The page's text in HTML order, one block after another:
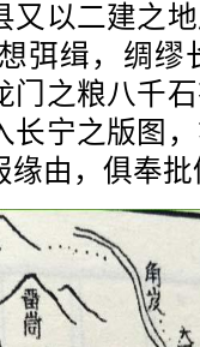
又以二建之
弭缉，绸缪
门之粮八千
长宁之版图
缘由，俱奉